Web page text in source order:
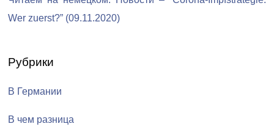
Wer zuerst?” (09.11.2020)
Рубрики
В Германии
В чем разница